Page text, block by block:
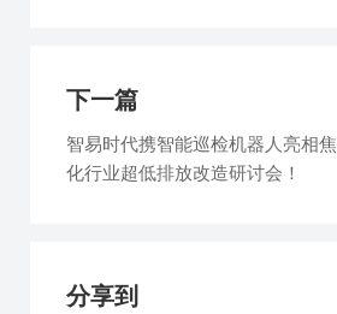
下一篇
智易时代携智能巡检机器人亮相焦
化行业超低排放改造研讨会！
分享到